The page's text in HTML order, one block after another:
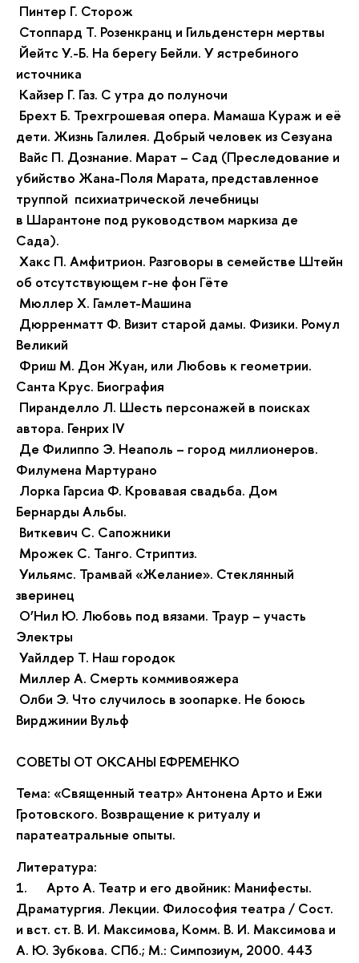
Пинтер Г. Сторож
Стоппард Т. Розенкранц и Гильденстерн мертвы
Йейтс У.-Б. На берегу Бейли. У ястребиного
источника
Кайзер Г. Газ. С утра до полуночи
Брехт Б. Трехгрошевая опера. Мамаша Кураж и её
дети. Жизнь Галилея. Добрый человек из Сезуана
Вайс П. Дознание. Марат – Сад (Преследование и
убийство Жана-Поля Марата, представленное
труппой психиатрической лечебницы
в Шарантоне под руководством маркиза де
Сада).
Хакс П. Амфитрион. Разговоры в семействе Штейн
об отсутствующем г-не фон Гёте
Мюллер Х. Гамлет-Машина
Дюрренматт Ф. Визит старой дамы. Физики. Ромул
Великий
Фриш М. Дон Жуан, или Любовь к геометрии.
Санта Крус. Биография
Пиранделло Л. Шесть персонажей в поисках
автора. Генрих IV
Де Филиппо Э. Неаполь – город миллионеров.
Филумена Мартурано
Лорка Гарсиа Ф. Кровавая свадьба. Дом
Бернарды Альбы.
Виткевич С. Сапожники
Мрожек С. Танго. Стриптиз.
Уильямс. Трамвай «Желание». Стеклянный
зверинец
О’Нил Ю. Любовь под вязами. Траур – участь
Электры
Уайлдер Т. Наш городок
Миллер А. Смерть коммивояжера
Олби Э. Что случилось в зоопарке. Не боюсь
Вирджинии Вульф
СОВЕТЫ ОТ ОКСАНЫ ЕФРЕМЕНКО
Тема: «Священный театр» Антонена Арто и Ежи
Гротовского. Возвращение к ритуалу и
паратеатральные опыты.
Литература:
1.
Арто А. Театр и его двойник: Манифесты.
Драматургия. Лекции. Философия театра / Сост.
и вст. ст. В. И. Максимова, Комм. В. И. Максимова и
А. Ю. Зубкова. СПб.; М.: Симпозиум, 2000. 443